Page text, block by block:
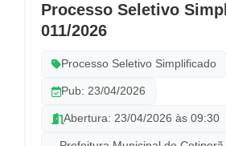
Processo Seletivo
011/2026
Processo Seletivo Simplificado
Pub: 23/04/2026
Abertura: 23/04/2026 às 09:30